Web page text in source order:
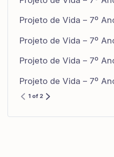
Projeto de Vida – 7º
Projeto de Vida – 7º
Projeto de Vida – 7º
Projeto de Vida – 7º
1 of 2